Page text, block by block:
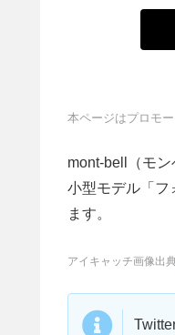
本ページはプロモ
mont-bell（モ
小型モデル「フ
ます。
アイキャッチ画像出